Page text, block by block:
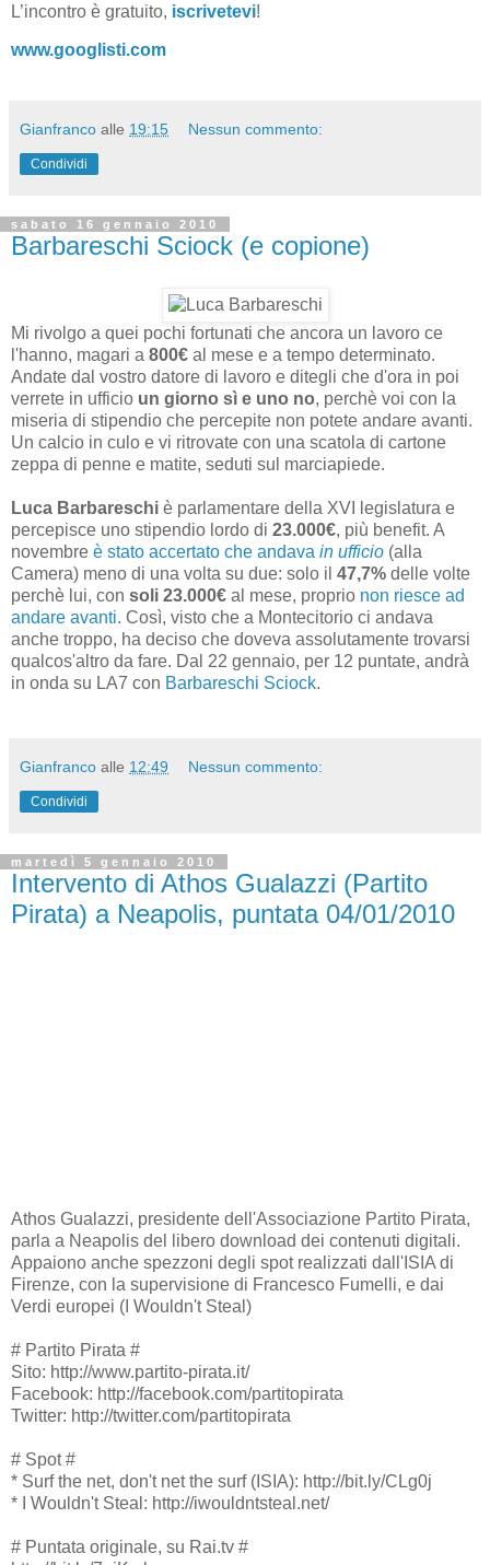
L’incontro è gratuito, iscrivetevi!
www.googlisti.com
Gianfranco alle 19:15 Nessun commento:
Condividi
sabato 16 gennaio 2010
Barbareschi Sciock (e copione)
Mi rivolgo a quei pochi fortunati che ancora un lavoro ce
l'hanno, magari a 800€ al mese e a tempo determinato.
Andate dal vostro datore di lavoro e ditegli che d'ora in poi
verrete in ufficio un giorno sì e uno no, perchè voi con la
miseria di stipendio che percepite non potete andare avanti.
Un calcio in culo e vi ritrovate con una scatola di cartone
zeppa di penne e matite, seduti sul marciapiede.
Luca Barbareschi è parlamentare della XVI legislatura e
percepisce uno stipendio lordo di 23.000€, più benefit. A
novembre è stato accertato che andava in ufficio (alla
Camera) meno di una volta su due: solo il 47,7% delle volte
perchè lui, con soli 23.000€ al mese, proprio non riesce ad
andare avanti. Così, visto che a Montecitorio ci andava
anche troppo, ha deciso che doveva assolutamente trovarsi
qualcos'altro da fare. Dal 22 gennaio, per 12 puntate, andrà
in onda su LA7 con Barbareschi Sciock.
Gianfranco alle 12:49 Nessun commento:
Condividi
martedì 5 gennaio 2010
Intervento di Athos Gualazzi (Partito
Pirata) a Neapolis, puntata 04/01/2010
Athos Gualazzi, presidente dell'Associazione Partito Pirata,
parla a Neapolis del libero download dei contenuti digitali.
Appaiono anche spezzoni degli spot realizzati dall'ISIA di
Firenze, con la supervisione di Francesco Fumelli, e dai
Verdi europei (I Wouldn't Steal)
# Partito Pirata #
Sito: http://www.partito-pirata.it/
Facebook: http://facebook.com/partitopirata
Twitter: http://twitter.com/partitopirata
# Spot #
* Surf the net, don't net the surf (ISIA): http://bit.ly/CLg0j
* I Wouldn't Steal: http://iwouldntsteal.net/
# Puntata originale, su Rai.tv #